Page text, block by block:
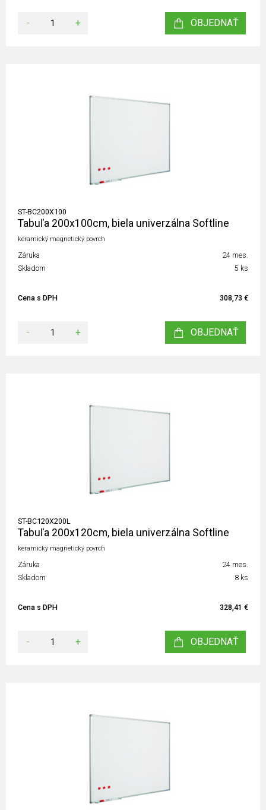
- + OBJEDNAŤ
ST-BC200X100
Tabuľa 200x100cm, biela univerzálna Softline
keramický magnetický povrch
Záruka
24 mes.
Skladom
5 ks
Cena s DPH 308,73 €
- + OBJEDNAŤ
ST-BC120X200L
Tabuľa 200x120cm, biela univerzálna Softline
keramický magnetický povrch
Záruka
24 mes.
Skladom
8 ks
Cena s DPH 328,41 €
- + OBJEDNAŤ